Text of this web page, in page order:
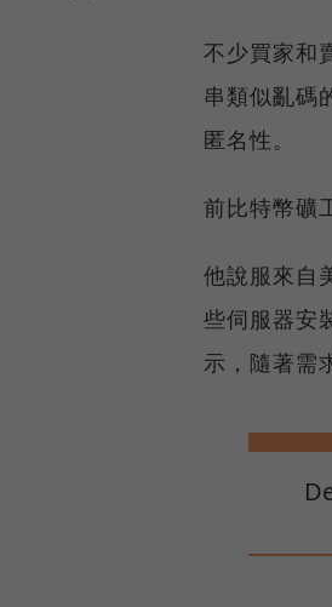
不少買家和
串類似亂碼
匿名性。
前比特幣礦
他說服來自
些伺服器安
示，隨著需